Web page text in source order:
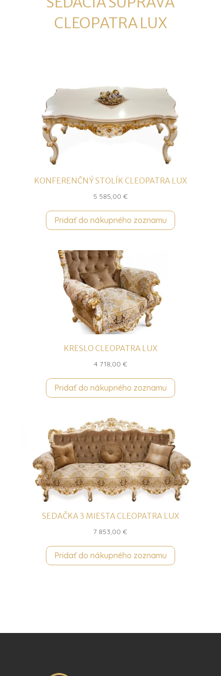
CLEOPATRA LUX
KONFERENČNÝ STOLÍK CLEOPATRA LUX
5 585,00 €
Pridať do nákupného zoznamu
KRESLO CLEOPATRA LUX
4 718,00 €
Pridať do nákupného zoznamu
SEDAČKA 3 MIESTA CLEOPATRA LUX
7 853,00€
Pridať do nákupného zoznamu